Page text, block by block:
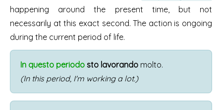
happening around the present time, but not
necessarily at this exact second. The action is ongoing
during the current period of life.
In questo periodo sto lavorando molto.
(In this period, I'm working a lot.)